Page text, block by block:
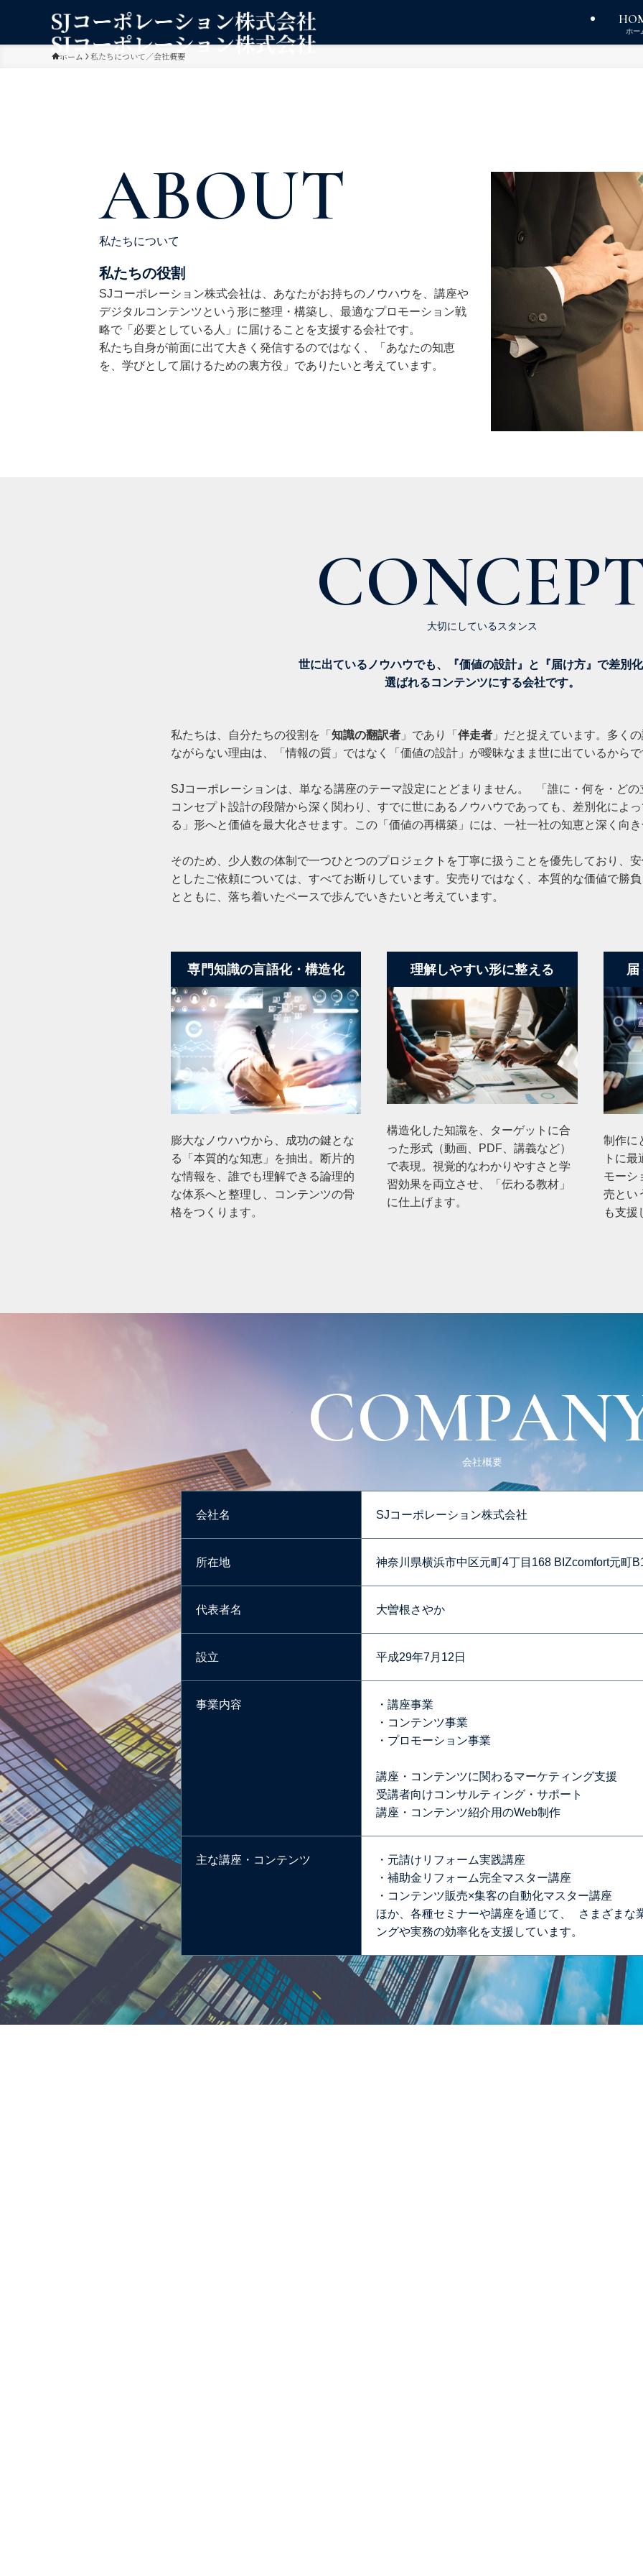
ホー
ホーム 私たちについて／会社概要
ABOUT
私たちについて
私たちの役割
SJコーポレーション株式会社は、あなたがお持ちのノウハウを、講座や
デジタルコンテンツという形に整理・構築し、最適なプロモーション戦
略で「必要としている人」に届けることを支援する会社です。
私たち自身が前面に出て大きく発信するのではなく、「あなたの知恵
を、学びとして届けるための裏方役」でありたいと考えています。
大切にしているスタンス
世に出ているノウハウでも、『価値の設計』と
『届け方』で差別
選ばれるコンテンツにする会社です。
私たちは、自分たちの役割を「 知識の翻訳者 」であり「 伴走者 」だと捉えています。多く
ながらない理由は、「情報の質」ではなく「価値の設計」が曖昧なまま世に出ているから
SJコーポレーションは、単なる講座のテーマ設定にとどまりません。 「誰に・何を・ど
コンセプト設計の段階から深く関わり、すでに世にあるノウハウであっても、差別化によ
る」形へと価値を最大化させます。この「価値の再構築」には、一社一社の知恵と深く向
そのため、少人数の体制で一つひとつのプロジェクトを丁寧に扱うことを優先しており、
としたご依頼については、すべてお断りしています。安売りではなく、本質的な価値で勝
とともに、落ち着いたペースで歩んでいきたいと考えています。
専門知識の言語化・構造化
膨大なノウハウから、成功の鍵とな
る「本質的な知恵」を抽出。断片的
な情報を、誰でも理解できる論理的
な体系へと整理し、コンテンツの骨
格をつくります。
理解しやすい形に整える
構造化した知識を、ターゲットに合
った形式（動画、PDF、講義など）
で表現。視覚的なわかりやすさと学
習効果を両立させ、「伝わる教材」
に仕上げます。
届
制作に
トに
モーシ
売とい
も支援
会社概要
会社名 SJコーポレーション株式会社
所在地 神奈川県横浜市中区元町4丁目168 BIZcomfort元町
代表者名 大曽根さやか
設立 平成29年7月12日
事業内容
・講座事業
・コンテンツ事業
・プロモーション事業
講座・コンテンツに関わるマーケティング支援
受講者向けコンサルティング・サポート
講座・コンテンツ紹介用のWeb制作
主な講座・コンテンツ
・元請けリフォーム実践講座
・補助金リフォーム完全マスター講座
・コンテンツ販売×集客の自動化マスター講座
ほか、各種セミナーや講座を通じて、 さまざまな
ングや実務の効率化を支援しています。